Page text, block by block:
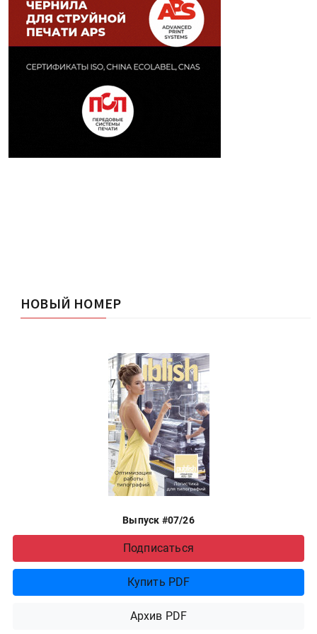
НОВЫЙ НОМЕР
Выпуск #07/26
Подписаться
Купить PDF
Архив PDF